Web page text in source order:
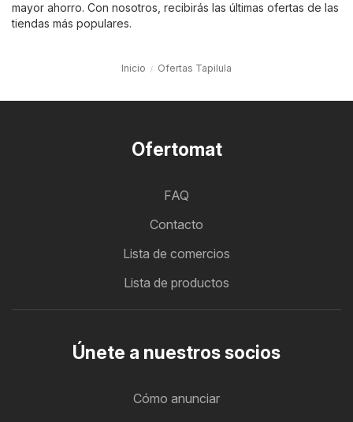
mayor ahorro. Con nosotros, recibirás las últimas ofertas de las
tiendas más populares.
Inicio Ofertas Tapilula
Ofertomat
FAQ
Contacto
Lista de comercios
Lista de productos
Únete a nuestros socios
Cómo anunciar